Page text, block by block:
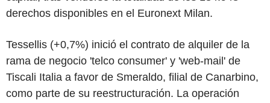
derechos disponibles en el Euronext Milan.
Tessellis (+0,7%) inició el contrato de alquiler de la
rama de negocio 'telco consumer' y 'web-mail' de
Tiscali Italia a favor de Smeraldo, filial de Canarbino,
como parte de su reestructuración. La operación